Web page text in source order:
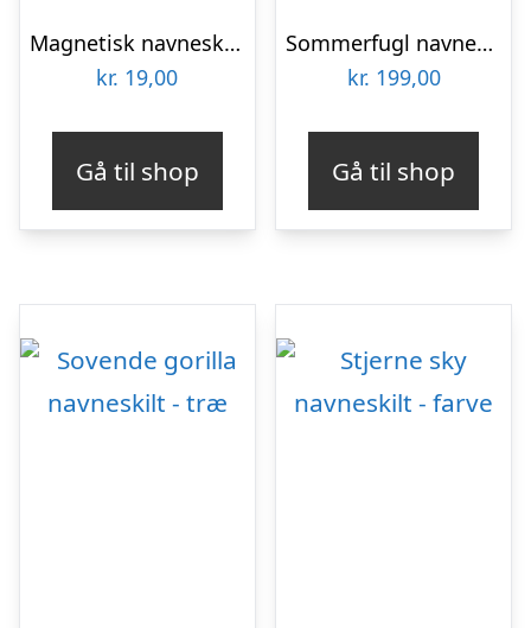
Magnetisk navneskilt m/stål 4,5 cm. (deluxe)
kr. 19,00
Gå til shop
Sommerfugl navneskilt – træ
kr. 199,00
Gå til shop